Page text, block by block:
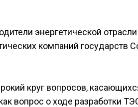
энергетической
компаний государств
круг вопросов,
вопрос о ходе разработки